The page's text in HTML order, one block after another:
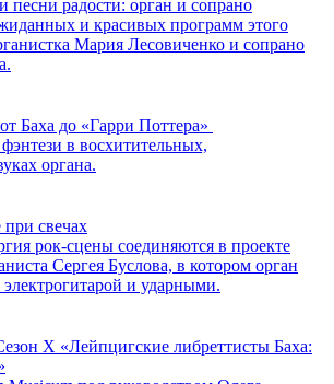
песни радости: орган и сопрано
и красивых программ этого
Мария Лесовиченко и сопрано
Баха до «Гарри Поттера»
в восхитительных,
органа.
свечах
рок-сцены соединяются в проекте
Сергея Буслова, в котором орган
электрогитарой и ударными.
X «Лейпцигские либреттисты Баха: